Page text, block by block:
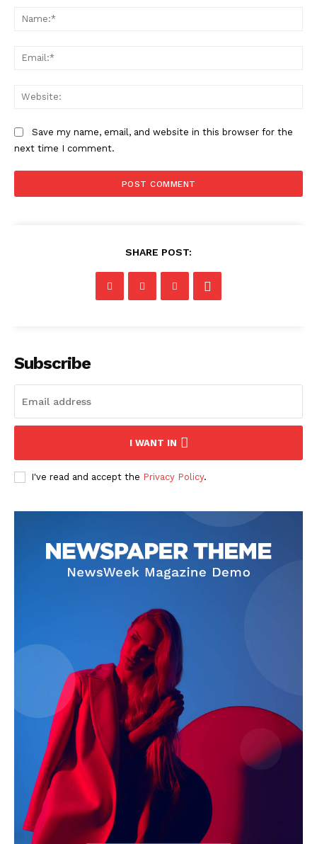
Save my name, email, and website in this browser for the
next time I comment.
SHARE POST:
Subscribe
I WANT IN
I've read and accept the Privacy Policy.